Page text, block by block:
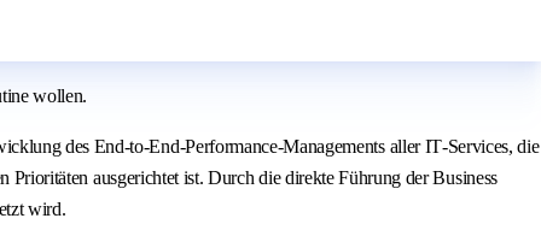
wollen.
des End‑to‑End‑Performance‑Managements aller IT‑Services, die
Prioritäten ausgerichtet ist. Durch die direkte Führung der Business
wird.